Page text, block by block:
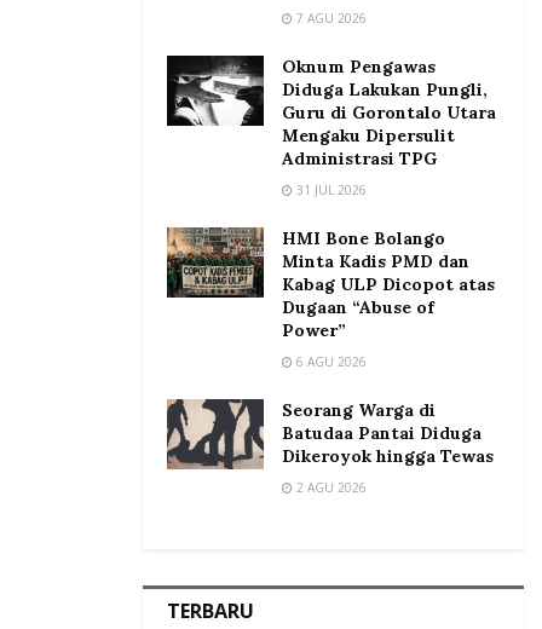
7 AGU 2026
Oknum Pengawas
Diduga Lakukan Pungli,
Guru di Gorontalo Utara
Mengaku Dipersulit
Administrasi TPG
31 JUL 2026
HMI Bone Bolango
Minta Kadis PMD dan
Kabag ULP Dicopot atas
Dugaan “Abuse of
Power”
6 AGU 2026
Seorang Warga di
Batudaa Pantai Diduga
Dikeroyok hingga Tewas
2 AGU 2026
TERBARU